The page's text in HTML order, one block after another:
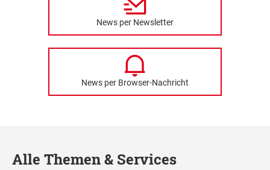
News per Newsletter
News per Browser-Nachricht
Alle Themen & Services